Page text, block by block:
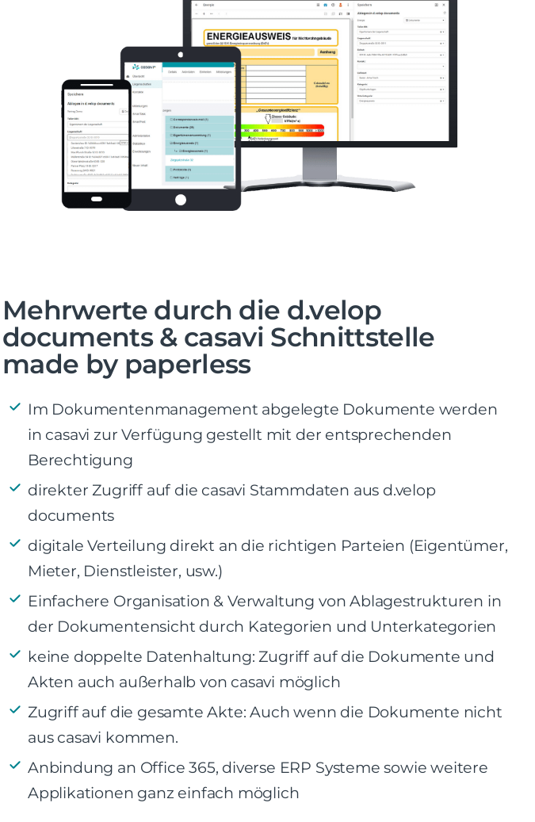
Mehrwerte durch die d.velop
documents & casavi Schnittstelle
made by paperless
Im Dokumentenmanagement abgelegte Dokumente werden
in casavi zur Verfügung gestellt mit der entsprechenden
Berechtigung
direkter Zugriff auf die casavi Stammdaten aus d.velop
documents
digitale Verteilung direkt an die richtigen Parteien (Eigentümer,
Mieter, Dienstleister, usw.)
Einfachere Organisation & Verwaltung von Ablagestrukturen in
der Dokumentensicht durch Kategorien und Unterkategorien
keine doppelte Datenhaltung: Zugriff auf die Dokumente und
Akten auch außerhalb von casavi möglich
Zugriff auf die gesamte Akte: Auch wenn die Dokumente nicht
aus casavi kommen.
Anbindung an Office 365, diverse ERP Systeme sowie weitere
Applikationen ganz einfach möglich